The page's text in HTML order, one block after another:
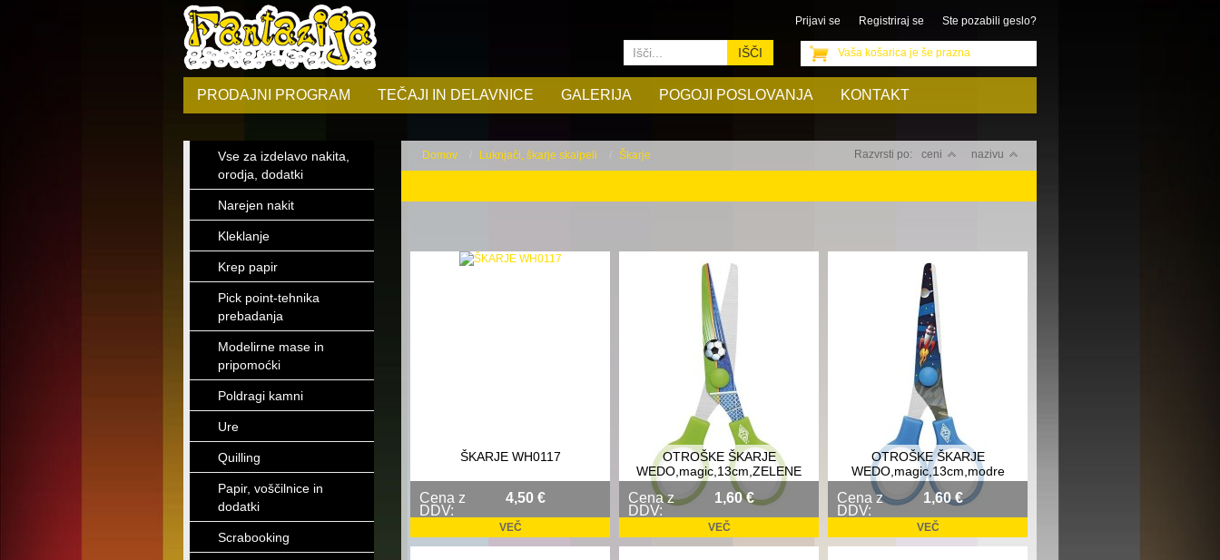
Prijavi se Registriraj se Ste pozabili geslo?
Vaša košarica je še prazna
PRODAJNI PROGRAM TEČAJI IN DELAVNICE GALERIJA POGOJI POSLOVANJA KONTAKT
IŠČI
Vse za izdelavo nakita,
orodja, dodatki
Narejen nakit
Kleklanje
Krep papir
Pick point-tehnika
prebadanja
Modelirne mase in
pripomoćki
Poldragi kamni
Ure
Quilling
Papir, voščilnice in
dodatki
Scrabooking
Domov Luknjači, škarje skalpeli Škarje Razvrsti po: ceni nazivu
ŠKARJE WH0117
Cena z
DDV:
4,50 €
VEČ
OTROŠKE ŠKARJE
WEDO,magic,13cm,ZELENE
Cena z
DDV:
1,60 €
VEČ
OTROŠKE ŠKARJE
WEDO,magic,13cm,modre
Cena z
DDV:
1,60 €
VEČ